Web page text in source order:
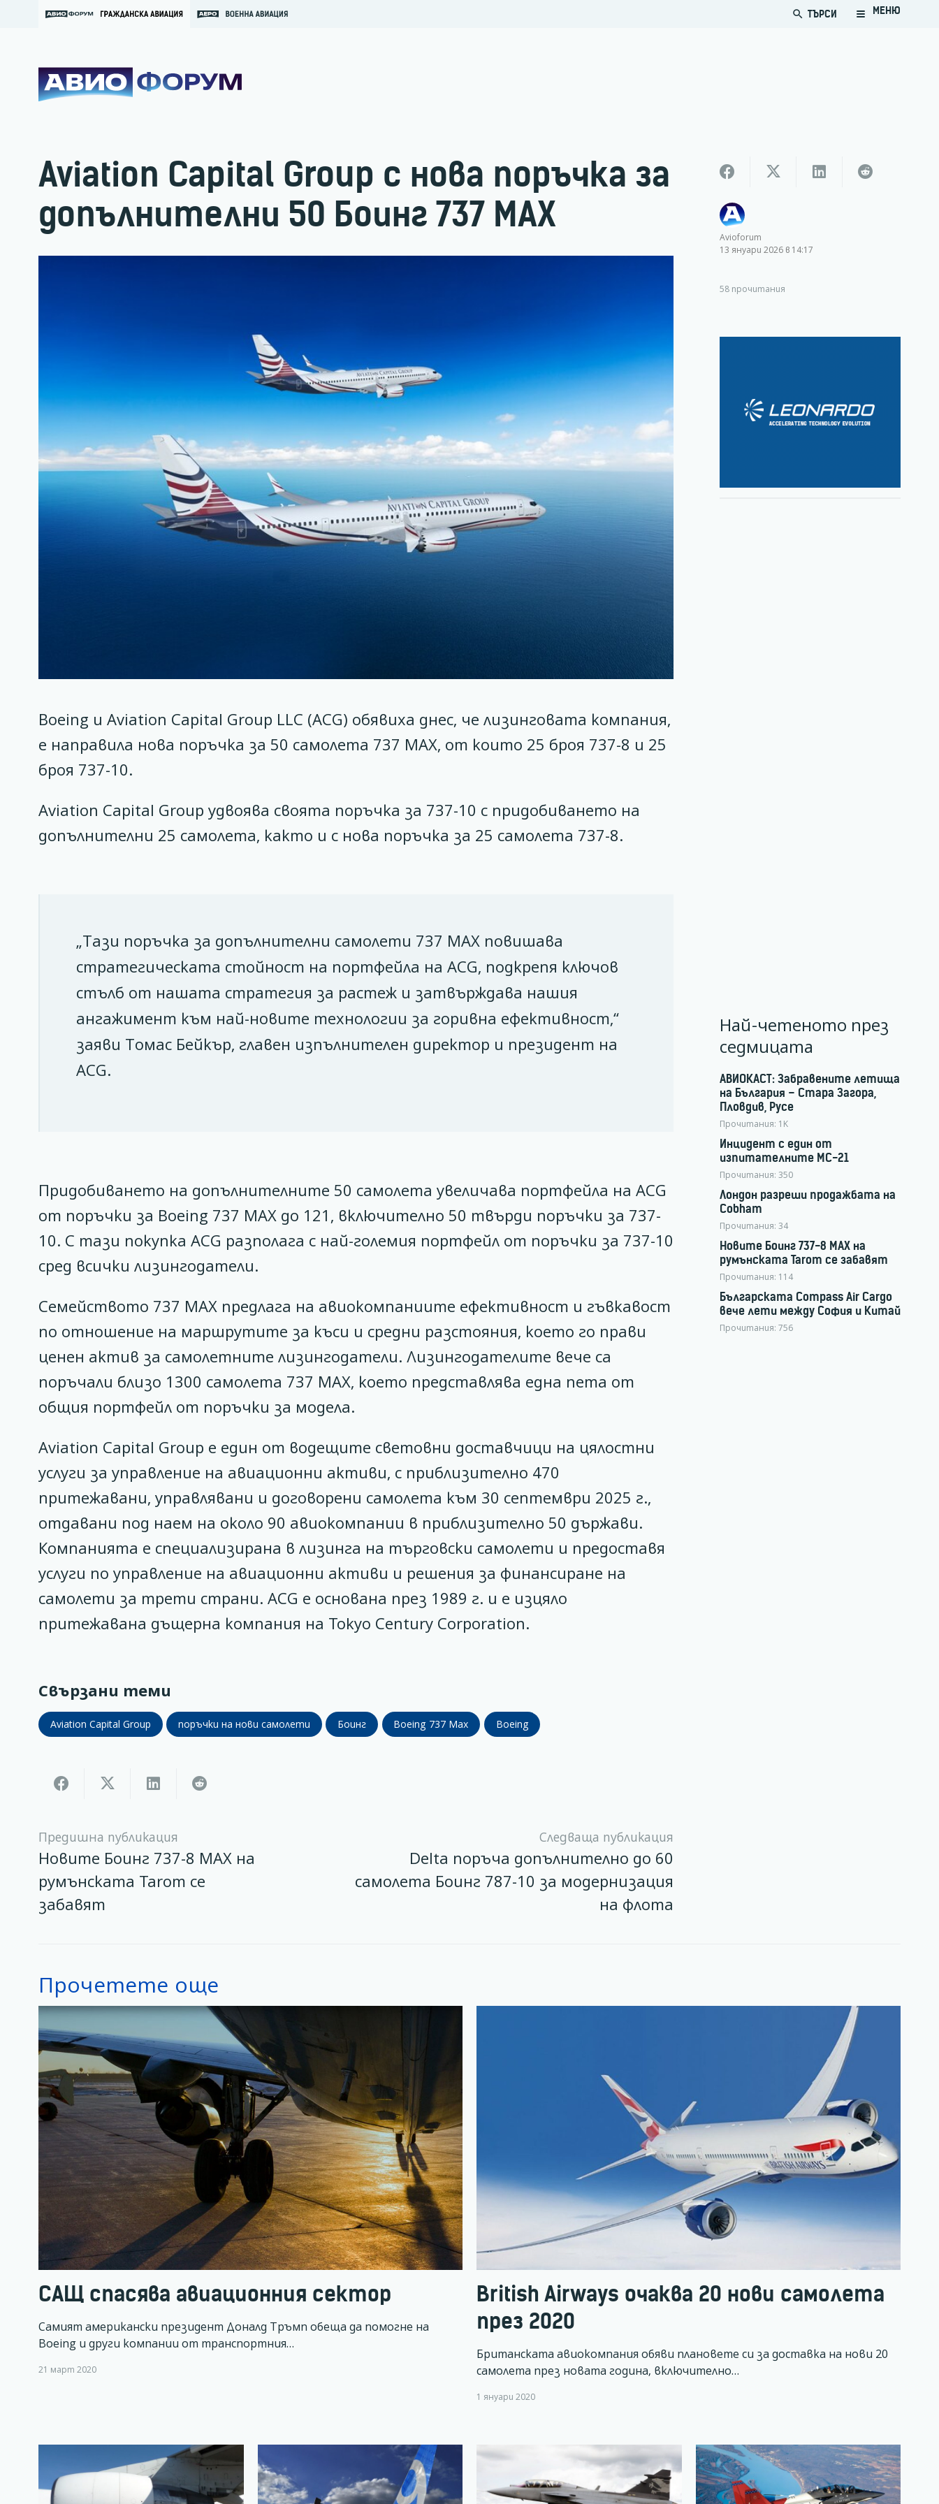
search ТЪРСИ МЕНЮ
Aviation Capital Group с нова поръчка за
допълнителни 50 Боинг 737 MAX
Boeing и Aviation Capital Group LLC (ACG) обявиха днес, че лизинговата компания,
е направила нова поръчка за 50 самолета 737 MAX, от които 25 броя 737-8 и 25
броя 737-10.
Aviation Capital Group удвоява своята поръчка за 737-10 с придобиването на
допълнителни 25 самолета, както и с нова поръчка за 25 самолета 737-8.
„Тази поръчка за допълнителни самолети 737 MAX повишава
стратегическата стойност на портфейла на ACG, подкрепя ключов
стълб от нашата стратегия за растеж и затвърждава нашия
ангажимент към най-новите технологии за горивна ефективност,“
заяви Томас Бейкър, главен изпълнителен директор и президент на
ACG.
Придобиването на допълнителните 50 самолета увеличава портфейла на ACG
от поръчки за Boeing 737 MAX до 121, включително 50 твърди поръчки за 737-
10. С тази покупка ACG разполага с най-големия портфейл от поръчки за 737-10
сред всички лизингодатели.
Семейството 737 MAX предлага на авиокомпаниите ефективност и гъвкавост
по отношение на маршрутите за къси и средни разстояния, което го прави
ценен актив за самолетните лизингодатели. Лизингодателите вече са
поръчали близо 1300 самолета 737 MAX, което представлява една пета от
общия портфейл от поръчки за модела.
Aviation Capital Group е един от водещите световни доставчици на цялостни
услуги за управление на авиационни активи, с приблизително 470
притежавани, управлявани и договорени самолета към 30 септември 2025 г.,
отдавани под наем на около 90 авиокомпании в приблизително 50 държави.
Компанията е специализирана в лизинга на търговски самолети и предоставя
услуги по управление на авиационни активи и решения за финансиране на
самолети за трети страни. ACG е основана през 1989 г. и е изцяло
притежавана дъщерна компания на Tokyo Century Corporation.
Свързани теми
Aviation Capital Group поръчки на нови самолети Боинг Boeing 737 Max Boeing
Предишна публикация
Новите Боинг 737-8 MAX на
румънската Tarom се
забавят
Следваща публикация
Delta поръча допълнително до 60
самолета Боинг 787-10 за модернизация
на флота
Avioforum
13 януари 2026 в 14:17
58 прочитания
Най-четеното през
седмицата
АВИОКАСТ: Забравените летища
на България – Стара Загора,
Пловдив, Русе
Прочитания: 1K
Инцидент с един от
изпитателните МС-21
Прочитания: 350
Лондон разреши продажбата на
Cobham
Прочитания: 34
Новите Боинг 737-8 MAX на
румънската Tarom се забавят
Прочитания: 114
Българската Compass Air Cargo
вече лети между София и Китай
Прочитания: 756
Прочетете още
САЩ спасява авиационния сектор
Самият американски президент Доналд Тръмп обеща да помогне на
Boeing и други компании от транспортния…
21 март 2020
British Airways очаква 20 нови самолета
през 2020
Британската авиокомпания обяви плановете си за доставка на нови 20
самолета през новата година, включително…
1 януари 2020